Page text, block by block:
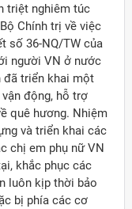
triệt nghiêm túc
Chính trị về việc
số 36-NQ/TW của
người VN ở nước
đã triển khai một
động, hỗ trợ
quê hương. Nhiệm
và triển khai các
chị em phụ nữ VN
khắc phục các
luôn kịp thời bảo
bị phía các cơ